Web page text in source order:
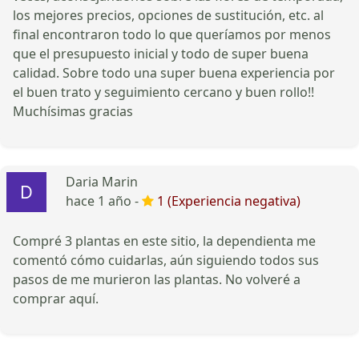
los mejores precios, opciones de sustitución, etc. al
final encontraron todo lo que queríamos por menos
que el presupuesto inicial y todo de super buena
calidad. Sobre todo una super buena experiencia por
el buen trato y seguimiento cercano y buen rollo!!
Muchísimas gracias
Daria Marin
hace 1 año -
1 (Experiencia negativa)
Compré 3 plantas en este sitio, la dependienta me
comentó cómo cuidarlas, aún siguiendo todos sus
pasos de me murieron las plantas. No volveré a
comprar aquí.